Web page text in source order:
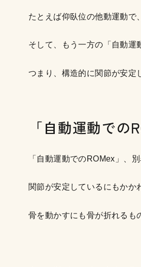
たとえば仰臥位の他動運動で
そして、もう一方の「自動運
つまり、構造的に関節が安定
「自動運動で
「自動運動でのROMex」、
関節が安定しているにもかか
骨を動かすにも骨が折れるも